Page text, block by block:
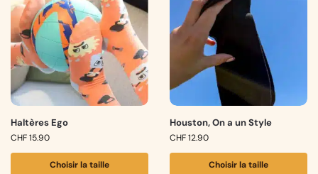
Haltères Ego
CHF15.90
Choisir la taille
Houston, On a un Style
CHF12.90
Choisir la taille